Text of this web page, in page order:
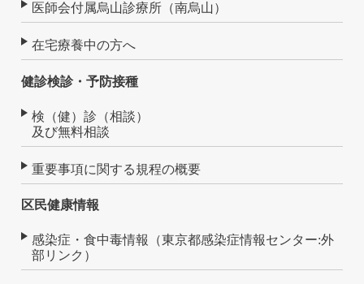
医師会付属烏山診療所（南烏山）
在宅療養中の方へ
健診検診・予防接種
検（健）診（相談）
及び無料相談
重要事項に関する規程の概要
区民健康情報
感染症・食中毒情報（東京都感染症情報センター:外
部リンク）